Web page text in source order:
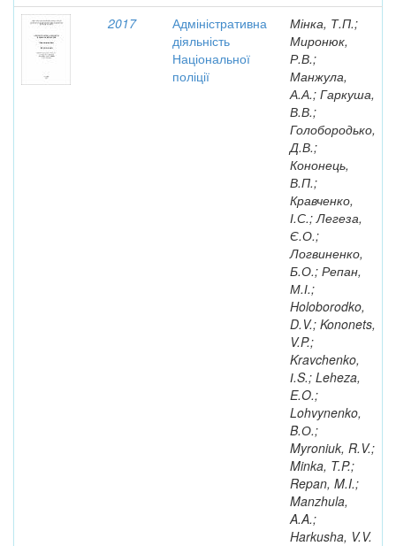
2017
Адміністративна
діяльність
Національної
поліції
Мінка, Т.П.;
Миронюк,
Р.В.;
Манжула,
А.А.; Гаркуша,
В.В.;
Голобородько,
Д.В.;
Кононець,
В.П.;
Кравченко,
І.С.; Легеза,
Є.О.;
Логвиненко,
Б.О.; Репан,
М.І.;
Holoborodko,
D.V.; Kononets,
V.P.;
Kravchenko,
І.S.; Leheza,
E.O.;
Lohvynenko,
B.О.;
Myroniuk, R.V.;
Minka, T.P.;
Repan, M.I.;
Manzhula,
A.A.;
Harkusha, V.V.